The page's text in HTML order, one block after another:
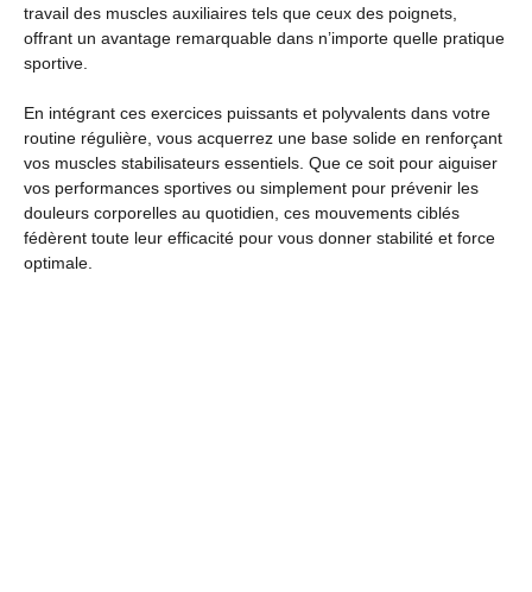
travail des muscles auxiliaires tels que ceux des poignets,
offrant un avantage remarquable dans n’importe quelle pratique
sportive.
En intégrant ces exercices puissants et polyvalents dans votre
routine régulière, vous acquerrez une base solide en renforçant
vos muscles stabilisateurs essentiels. Que ce soit pour aiguiser
vos performances sportives ou simplement pour prévenir les
douleurs corporelles au quotidien, ces mouvements ciblés
fédèrent toute leur efficacité pour vous donner stabilité et force
optimale.